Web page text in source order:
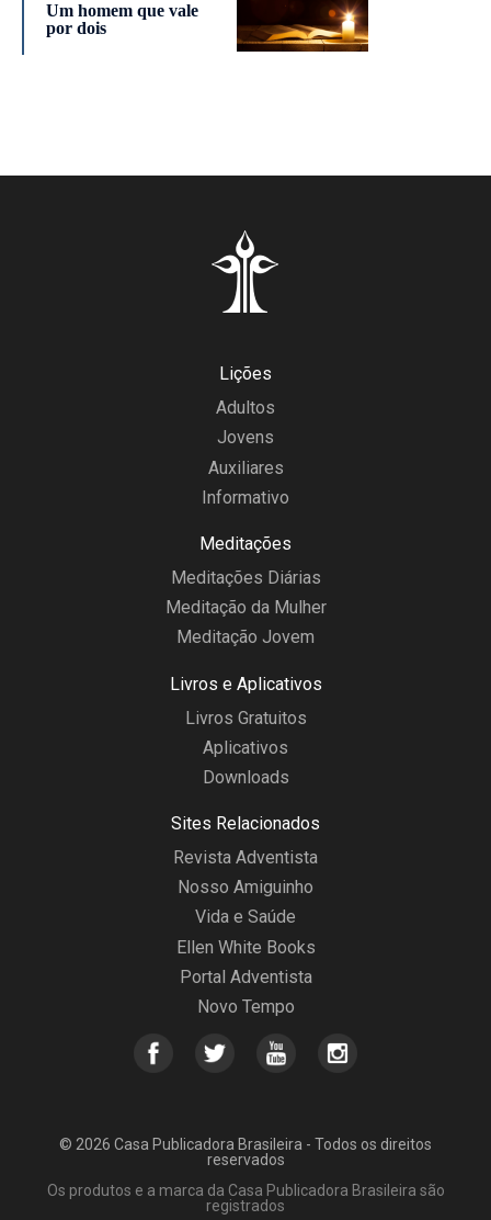
Lições
Adultos
Jovens
Auxiliares
Informativo
Meditações
Meditações Diárias
Meditação da Mulher
Meditação Jovem
Livros e Aplicativos
Livros Gratuitos
Aplicativos
Downloads
Sites Relacionados
Revista Adventista
Nosso Amiguinho
Vida e Saúde
Ellen White Books
Portal Adventista
Novo Tempo
© 2026 Casa Publicadora Brasileira - Todos os direitos
reservados